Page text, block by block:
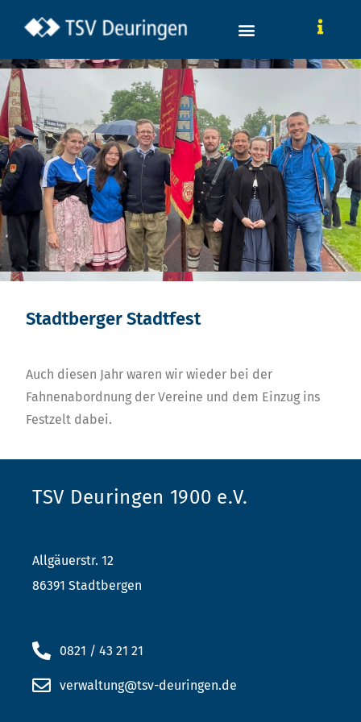
Stadtberger Stadtfest
Auch diesen Jahr waren wir wieder bei der
Fahnenabordnung der Vereine und dem Einzug ins
Festzelt dabei.
TSV Deuringen 1900 e.V.
Allgäuerstr. 12
86391 Stadtbergen
0821 / 43 21 21
verwaltung@tsv-deuringen.de